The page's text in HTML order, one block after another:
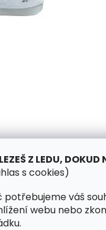
Z LEDU,
s cookies)
potřebujeme váš
webu nebo